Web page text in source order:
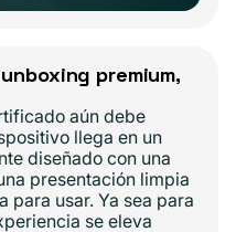
premium,
aún debe
llega en un
diseñado con una
presentación limpia
para usar. Ya sea para
se eleva